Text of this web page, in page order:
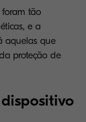
foram tão
e a
aquelas que
proteção de